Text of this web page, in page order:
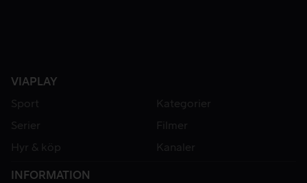
VIAPLAY
Sport
Kategorier
Serier
Filmer
Hyr & köp
Kanaler
INFORMATION